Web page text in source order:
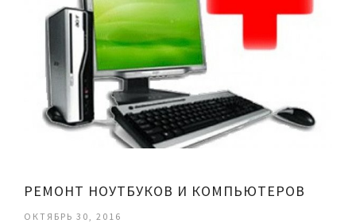
РЕМОНТ НОУТБУКОВ И КОМПЬЮТЕРОВ
ОКТЯБРЬ 30, 2016